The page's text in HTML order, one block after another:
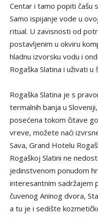
Centar i tamo popiti čašu
Samo ispijanje vode u
ritual. U zavisnosti od
postavljenim u okviru
hladnu izvorsku vodu i
Rogaška Slatina i uživati u
Rogaška Slatina je s
termalnih banja u
posećena tokom čitave
vreve, možete naći
Sava, Grand Hotelu
Rogaškoj Slatini ne
jedinstvenom ponudom
interesantnim sadržajem
čuvenog Aninog dvora,
a tu je i sedište